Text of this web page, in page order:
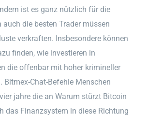
ist es ganz nützlich für die
auch die besten Trader müssen
verkraften. Insbesondere können
finden, wie investieren in
die offenbar mit hoher krimineller
Bitmex-Chat-Befehle Menschen
jahre die an Warum stürzt Bitcoin
das Finanzsystem in diese Richtung